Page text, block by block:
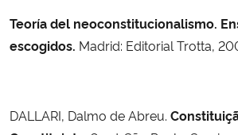
Teoría del neoconstitucionalismo.
escogidos. Madrid: Editorial Trotta,
DALLARI, Dalmo de Abreu.